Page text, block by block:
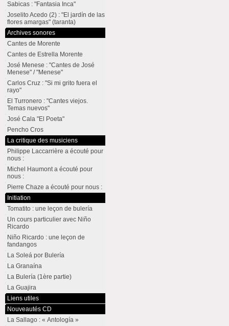
Sabicas : "Fantasia Inca"
Joselito Acedo (2) : "El jardín de las
flores amargas" (taranta)
Archives sonores
Cantes de Morente
Cantes de Estrella Morente
José Menese : "Cantes de José
Menese" / "Menese"
Carlos Cruz : "Si mi grito fuera el
rayo"
El Turronero : "Cantes viejos.
Temas nuevos"
José Cala "El Poeta"
Pencho Cros
La critique des musiciens
Philippe Laccarrière a écouté pour
nous :
Michel Haumont a écouté pour
nous :
Pierre Chaze a écouté pour nous :
Initiation
Tomatito : une leçon de bulería
Un cours particulier avec Niño
Ricardo
Niño Ricardo : une leçon de
fandangos
La Soleá por Bulería
La Granaína
La Bulería (1ère partie)
La Guajira
Liens utiles
Nouveautés CD
La Sallago : « Antología »